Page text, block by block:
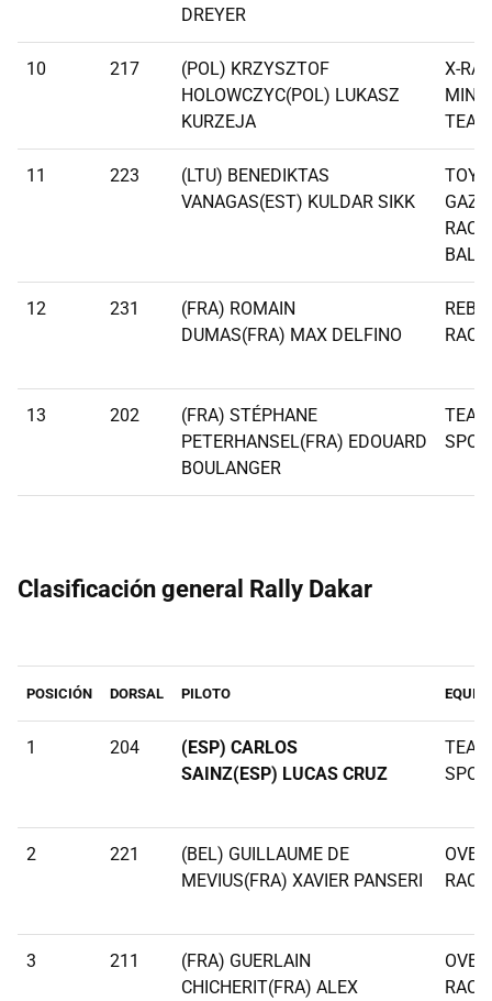
DREYER
10 217
(POL) KRZYSZTOF
HOLOWCZYC(POL) LUKASZ
KURZEJA
X-
MINI
TEAM
11 223
(LTU) BENEDIKTAS
VANAGAS(EST) KULDAR SIKK
12 231
(FRA) ROMAIN
DUMAS(FRA) MAX DELFINO
13 202
(FRA) STÉPHANE
PETERHANSEL(FRA) EDOUARD
BOULANGER
Clasificación general Rally Dakar
POSICIÓN DORSAL PILOTO
1 204
(ESP) CARLOS
SAINZ(ESP) LUCAS CRUZ
2 221
(BEL) GUILLAUME DE
MEVIUS(FRA) XAVIER PANSERI
3 211
(FRA) GUERLAIN
CHICHERIT(FRA) ALEX